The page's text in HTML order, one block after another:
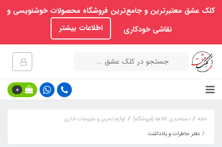
کلک عشق معتبرترین و جامع‌ترین فروشگاه محصولات خوشنویسی و
نقاشی خودکاری
اطلاعات بیشتر
0
خانه دسته‌بندی کالاها (فروشگاه)
لوازم تحریر و ملزومات اداری
دفتر خاطرات و یادداشت